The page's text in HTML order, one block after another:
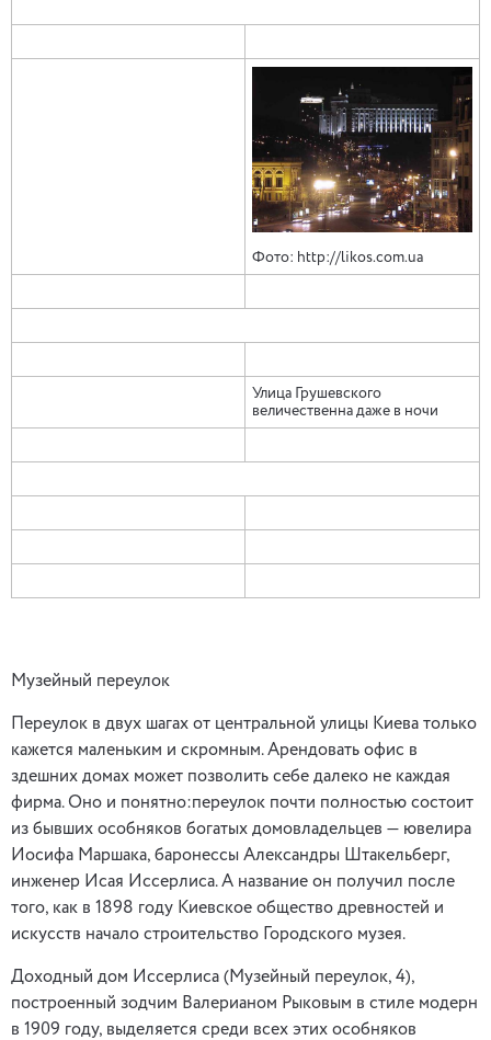
Фото: http://likos.com.ua
Улица Грушевского
величественна даже в ночи
Музейный переулок
Переулок в двух шагах от центральной улицы Киева только
кажется маленьким и скромным. Арендовать офис в
здешних домах может позволить себе далеко не каждая
фирма. Оно и понятно:переулок почти полностью состоит
из бывших особняков богатых домовладельцев — ювелира
Иосифа Маршака, баронессы Александры Штакельберг,
инженер Исая Иссерлиса. А название он получил после
того, как в 1898 году Киевское общество древностей и
искусств начало строительство Городского музея.
Доходный дом Иссерлиса (Музейный переулок, 4),
построенный зодчим Валерианом Рыковым в стиле модерн
в 1909 году, выделяется среди всех этих особняков